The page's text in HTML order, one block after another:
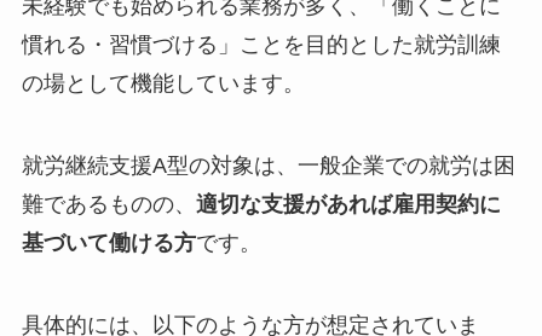
未経験でも始められる業務が多く、「働くことに
慣れる・習慣づける」ことを目的とした就労訓練
の場として機能しています。
就労継続支援A型の対象は、一般企業での就労は困
難であるものの、 適切な支援があれば雇用契約に
基づいて働ける方です。
具体的には、以下のような方が想定されていま